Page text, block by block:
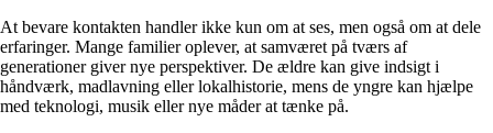
At bevare kontakten handler ikke kun om at ses, men også om at dele
erfaringer. Mange familier oplever, at samværet på tværs af
generationer giver nye perspektiver. De ældre kan give indsigt i
håndværk, madlavning eller lokalhistorie, mens de yngre kan hjælpe
med teknologi, musik eller nye måder at tænke på.